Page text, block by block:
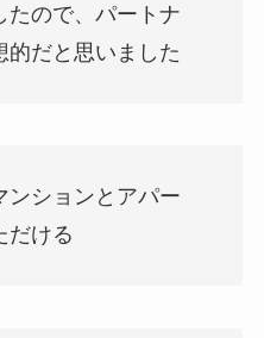
たので、パートナ
的だと思いました
ンションとアパー
だける